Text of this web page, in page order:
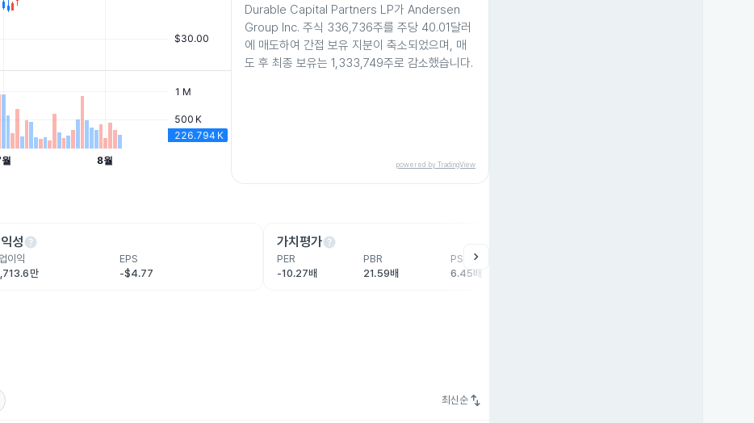
Durable Capital Partners LP가 Andersen
Group Inc. 주식 336,736주를 주당 40.01달러
에 매도하여 간접 보유 지분이 축소되었으며, 매
도 후 최종 보유는 1,333,749주로 감소했습니다.
powered by TradingView
성help
이익
만
EPS
-$4.77
가치평가help
PER
-10.27배
PBR
21.59배
PSR
6.45배
chevron_right
최신순 swap_vert